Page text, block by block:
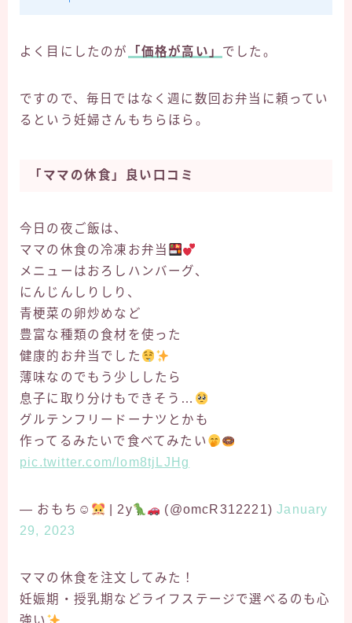
よく目にしたのが 「価格が高い」 でした。
ですので、毎日ではなく週に数回お弁当に頼ってい
るという妊婦さんもちらほら。
「ママの休食」良い口コミ
今日の夜ご飯は、
ママの休食の冷凍お弁当
メニューはおろしハンバーグ、
にんじんしりしり、
青梗菜の卵炒めなど
豊富な種類の食材を使った
健康的お弁当でした
薄味なのでもう少ししたら
息子に取り分けもできそう…
グルテンフリードーナツとかも
作ってるみたいで食べてみたい
pic.twitter.com/lom8tjLJHg
— おもち☺︎ | 2y (@omcR312221)January
29, 2023
ママの休食を注文してみた！
妊娠期・授乳期などライフステージで選べるのも心
強い